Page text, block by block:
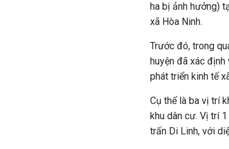
ha bị ảnh hưởng)
xã Hòa Ninh.
Trước đó, trong
huyện đã xác
phát triển kinh tế
Cụ thể là ba vị trí
khu dân cư. Vị trí
trấn Di Linh, với